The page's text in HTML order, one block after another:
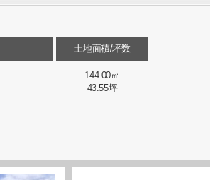
土地面積/坪数
144.00㎡
43.55坪